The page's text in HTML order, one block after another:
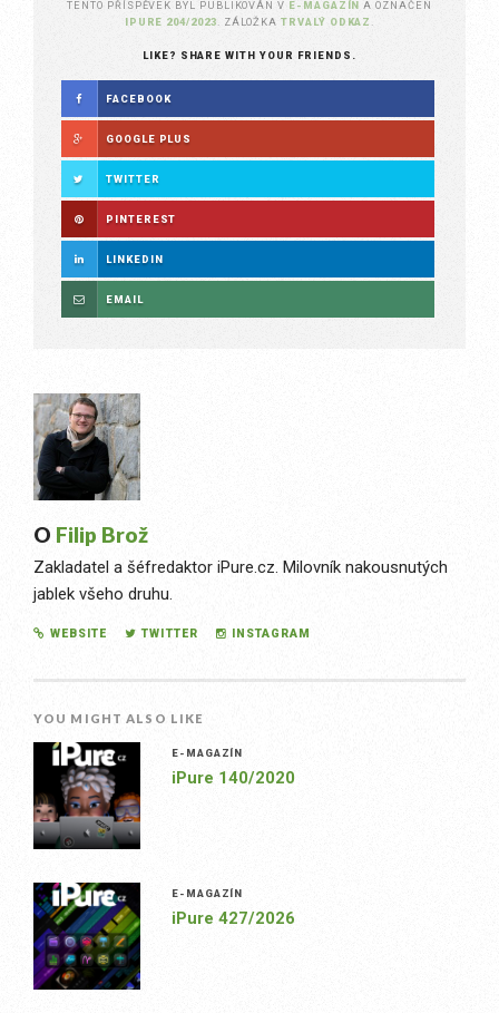
TENTO PŘÍSPĚVEK BYL PUBLIKOVÁN V E-MAGAZÍN A OZNAČEN
IPURE 204/2023 . ZÁLOŽKATRVALÝ ODKAZ
LIKE? SHARE WITH YOUR FRIENDS.
FACEBOOK
GOOGLE PLUS
TWITTER
PINTEREST
LINKEDIN
EMAIL
O Filip Brož
Zakladatel a šéfredaktor iPure.cz. Milovník nakousnutých
jablek všeho druhu.
WEBSITE TWITTER INSTAGRAM
YOU MIGHT ALSO LIKE
E-MAGAZÍN
iPure 140/2020
E-MAGAZÍN
iPure 427/2026